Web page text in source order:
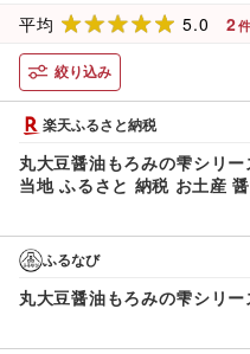
川県金沢市 石川
平均 5.0 2件
絞り込み
楽天ふるさと納税
丸大豆醤油もろみの雫シリ
当地 ふるさと 納税 お土産
取り寄せ ご当地おみやげ
市 石川
ふるなび
丸大豆醤油もろみの雫シリー